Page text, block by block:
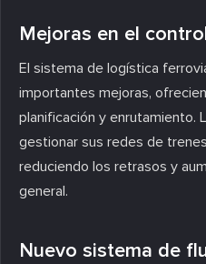
Mejoras en el
El sistema de logística
importantes mejoras,
planificación y enrutamiento.
gestionar sus redes de
reduciendo los retrasos y
general.
Nuevo sistema de